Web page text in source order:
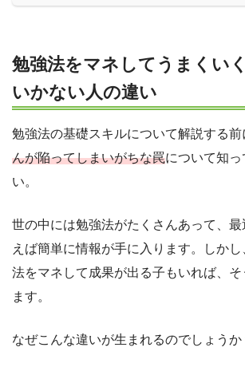
勉強法をマネしてうまくい
いかない人の違い
勉強法の基礎スキルについて解説する前
んが陥ってしまいがちな罠について知っ
い。
世の中には勉強法がたくさんあって、
えば簡単に情報が手に入ります。しか
法をマネして成果が出る子もいれば、
ます。
なぜこんな違いが生まれるのでしょうか